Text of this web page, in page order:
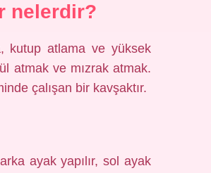
nelerdir?
kutup atlama ve yüksek
atmak ve mızrak atmak.
çalışan bir kavşaktır.
ayak yapılır, sol ayak